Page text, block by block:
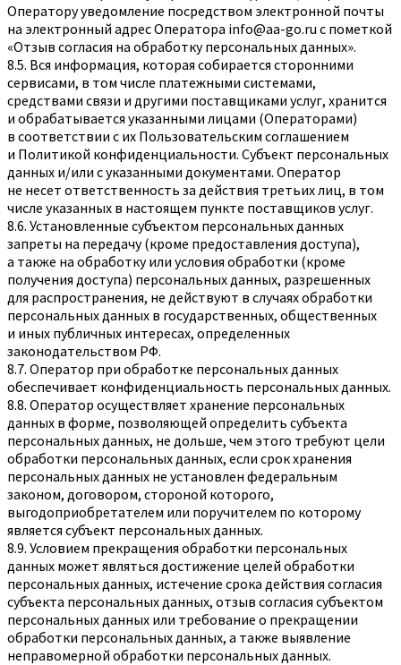
Оператору уведомление посредством электронной почты
на электронный адрес Оператора info@aa-go.ru с пометкой
«Отзыв согласия на обработку персональных данных».
8.5. Вся информация, которая собирается сторонними
сервисами, в том числе платежными системами,
средствами связи и другими поставщиками услуг, хранится
и обрабатывается указанными лицами (Операторами)
в соответствии с их Пользовательским соглашением
и Политикой конфиденциальности. Субъект персональных
данных и/или с указанными документами. Оператор
не несет ответственность за действия третьих лиц, в том
числе указанных в настоящем пункте поставщиков услуг.
8.6. Установленные субъектом персональных данных
запреты на передачу (кроме предоставления доступа),
а также на обработку или условия обработки (кроме
получения доступа) персональных данных, разрешенных
для распространения, не действуют в случаях обработки
персональных данных в государственных, общественных
и иных публичных интересах, определенных
законодательством РФ.
8.7. Оператор при обработке персональных данных
обеспечивает конфиденциальность персональных данных.
8.8. Оператор осуществляет хранение персональных
данных в форме, позволяющей определить субъекта
персональных данных, не дольше, чем этого требуют цели
обработки персональных данных, если срок хранения
персональных данных не установлен федеральным
законом, договором, стороной которого,
выгодоприобретателем или поручителем по которому
является субъект персональных данных.
8.9. Условием прекращения обработки персональных
данных может являться достижение целей обработки
персональных данных, истечение срока действия согласия
субъекта персональных данных, отзыв согласия субъектом
персональных данных или требование о прекращении
обработки персональных данных, а также выявление
неправомерной обработки персональных данных.